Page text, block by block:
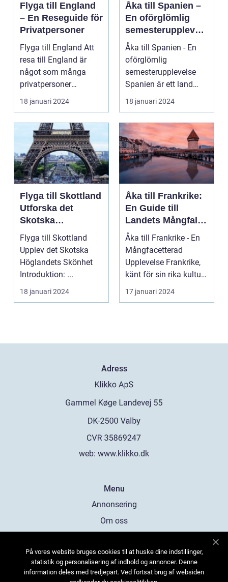
Flyga till England
– En Reseguide för
Privatpersoner
Flyga till England Att
resa till England är
något som många
privatpersoner
drömmer om. Landet
har e...
18 januari 2024
Åka till Spanien –
En oförglömlig
semesterupplevels
e
Åka till Spanien - En
oförglömlig
semesterupplevelse
Spanien är ett land
som lockar miljontals
männ...
18 januari 2024
Flyga till Skottland
Utforska det
Skotska
Höglandets
Skönhet
Flyga till Skottland
Upplev det Skotska
Höglandets Skönhet
Introduktion: ...
18 januari 2024
Åka till Frankrike:
En Guide till
Landets Mångfald
och Attraktioner
Åka till Frankrike - En
Mångfacetterad
Upplevelse Frankrike,
känt för sin rika kultur,
historiska a...
17 januari 2024
Adress
web: www.klikko.dk
Menu
Annonsering
Om oss
Kontakta oss
Sitemap
På vores website bruges cookies til at huske dine indstillinger,
statistik og personalisering af indhold og annoncer. Denne
information deles med tredjepart. Ved fortsat brug af websiden